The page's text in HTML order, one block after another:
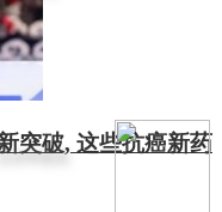
存率更高
突破, 这些抗癌新药